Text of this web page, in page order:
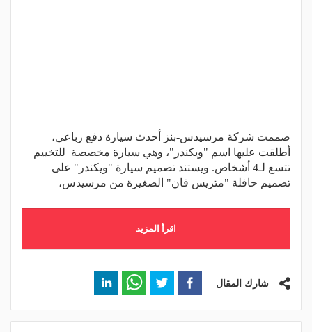
صممت شركة مرسيدس-بنز أحدث سيارة دفع رباعي،
أطلقت عليها اسم "ويكندر"، وهي سيارة مخصصة للتخييم
تتسع لـ4 أشخاص. ويستند تصميم سيارة "ويكندر" على
تصميم حافلة "متريس فان" الصغيرة من مرسيدس،
اقرأ المزيد
شارك المقال